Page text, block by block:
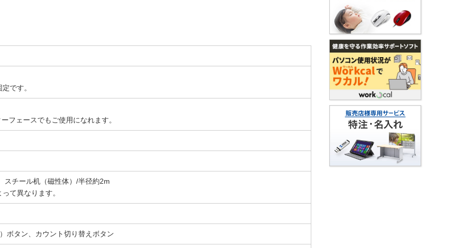
です。
フェースでもご使用になれます。
スチール机（磁性体）/半径約2m
て異なります。
ボタン、カウント切り替えボタン